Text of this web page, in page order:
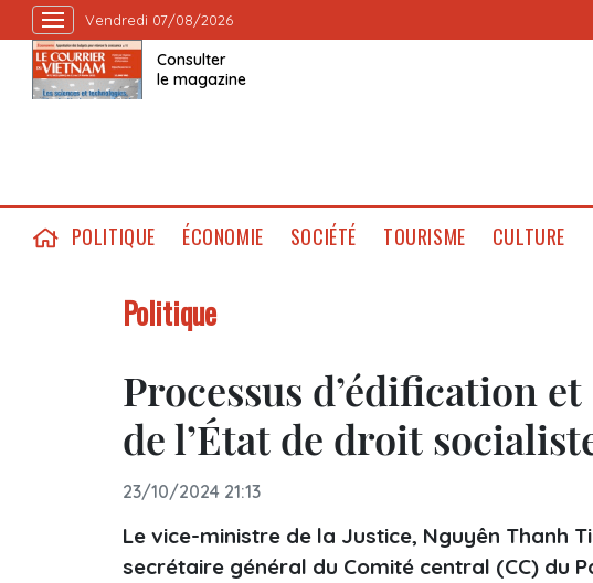
Vendredi 07/08/2026
Consulter
le magazine
POLITIQUE ÉCONOMIE SOCIÉTÉ TOURISME CULTURE
Politique
Processus d’édification
de l’État de droit
23/10/2024 21:13
Le vice-ministre de la Justice, Nguyên Thanh
secrétaire général du Comité central (CC) du